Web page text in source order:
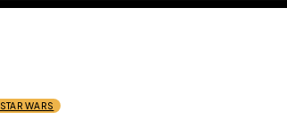
STAR WARS